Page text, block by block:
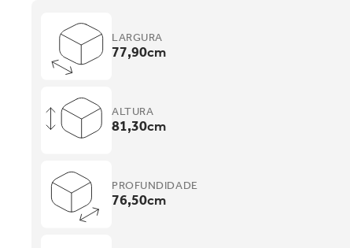
LARGURA
77,90cm
ALTURA
81,30cm
PROFUNDIDADE
76,50cm